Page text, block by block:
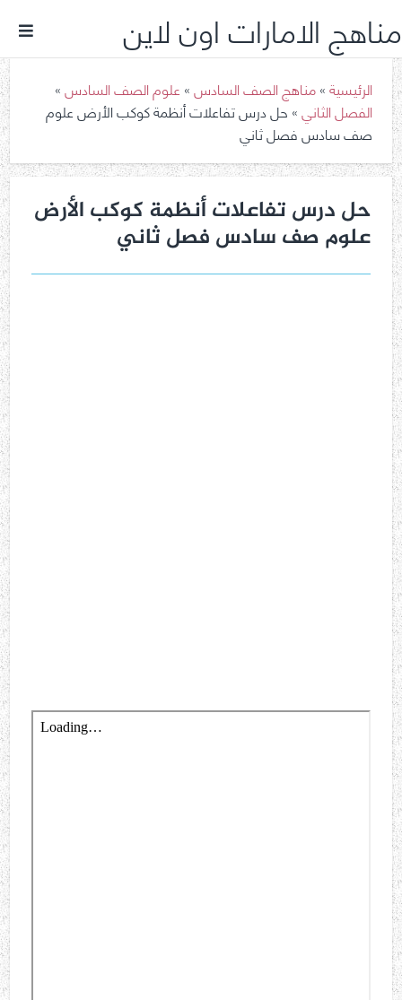
مناهج الامارات اون لاين
الرئيسية»مناهج الصف السادس»علوم الصف السادس»
الفصل الثاني»حل درس تفاعلات أنظمة كوكب الأرض علوم
صف سادس فصل ثاني
حل درس تفاعلات أنظمة كوكب الأرض
علوم صف سادس فصل ثاني